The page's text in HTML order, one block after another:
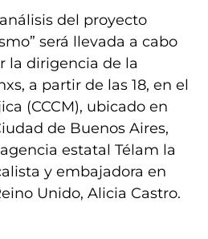
del proyecto
será llevada a cabo
la dirigencia de la
a partir de las 18, en el
(CCCM), ubicado en
de Buenos Aires,
estatal Télam la
y embajadora en
Unido, Alicia Castro.